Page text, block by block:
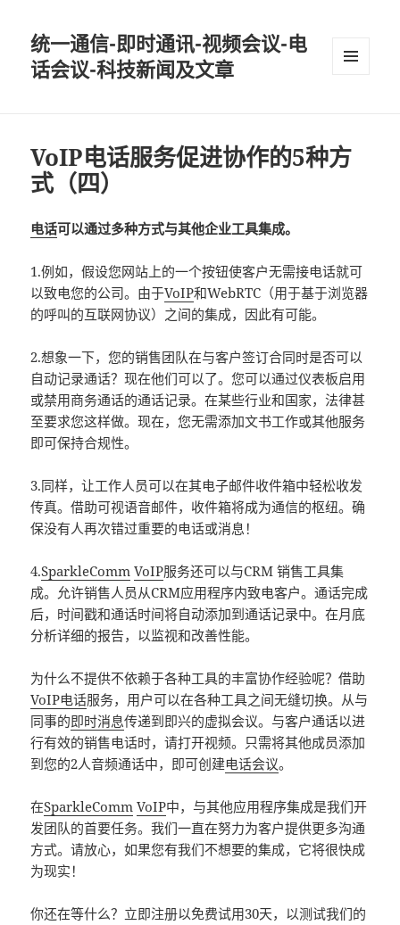
统一通信-即时通讯-视频会议-电
话会议-科技新闻及文章
VoIP电话服务促进协作的5种方
式（四）
电话可以通过多种方式与其他企业工具集成。
1.例如，假设您网站上的一个按钮使客户无需接电话就可
以致电您的公司。由于VoIP和WebRTC（用于基于浏览器
的呼叫的互联网协议）之间的集成，因此有可能。
2.想象一下，您的销售团队在与客户签订合同时是否可以
自动记录通话？现在他们可以了。您可以通过仪表板启用
或禁用商务通话的通话记录。在某些行业和国家，法律甚
至要求您这样做。现在，您无需添加文书工作或其他服务
即可保持合规性。
3.同样，让工作人员可以在其电子邮件收件箱中轻松收发
传真。借助可视语音邮件，收件箱将成为通信的枢纽。确
保没有人再次错过重要的电话或消息！
4.SparkleComm VoIP服务还可以与CRM 销售工具集
成。允许销售人员从CRM应用程序内致电客户。通话完成
后，时间戳和通话时间将自动添加到通话记录中。在月底
分析详细的报告，以监视和改善性能。
为什么不提供不依赖于各种工具的丰富协作经验呢？借助
VoIP电话服务，用户可以在各种工具之间无缝切换。从与
同事的即时消息传递到即兴的虚拟会议。与客户通话以进
行有效的销售电话时，请打开视频。只需将其他成员添加
到您的2人音频通话中，即可创建电话会议。
在SparkleComm VoIP中，与其他应用程序集成是我们开
发团队的首要任务。我们一直在努力为客户提供更多沟通
方式。请放心，如果您有我们不想要的集成，它将很快成
为现实！
你还在等什么？立即注册以免费试用30天，以测试我们的